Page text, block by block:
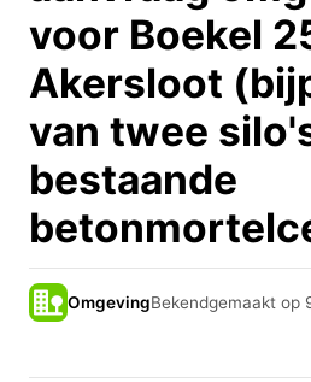
voor Boekel
Akersloot
van twee
bestaande
OmgevingBekendgemaakt op